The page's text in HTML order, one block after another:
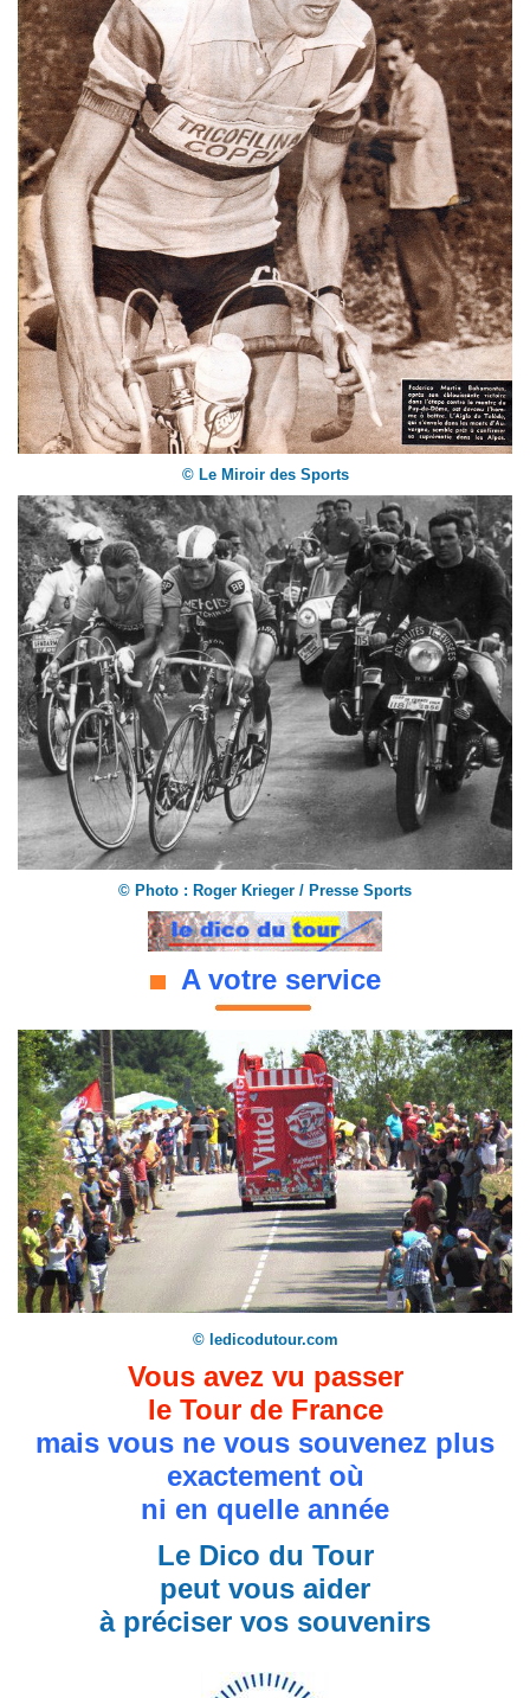
© Le Miroir des Sports
© Photo : Roger Krieger / Presse Sports
A votre service
© ledicodutour.com
Vous avez vu passer
le Tour de France
mais vous ne vous souvenez plus
exactement où
ni en quelle année
Le Dico du Tour
peut vous aider
à préciser vos souvenirs